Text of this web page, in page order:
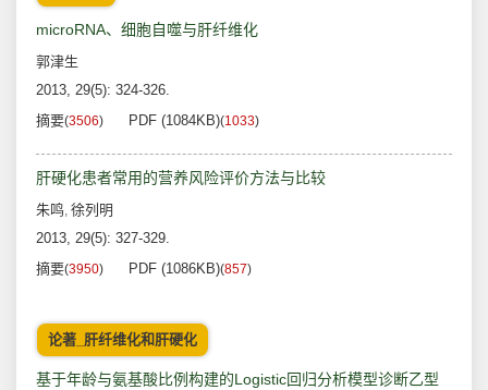
microRNA、细胞自噬与肝纤维化
郭津生
2013, 29(5): 324-326.
摘要(3506) PDF (1084KB)(1033)
肝硬化患者常用的营养风险评价方法与比较
朱鸣, 徐列明
2013, 29(5): 327-329.
摘要(3950) PDF (1086KB)(857)
论著_肝纤维化和肝硬化
基于年龄与氨基酸比例构建的Logistic回归分析模型诊断乙型